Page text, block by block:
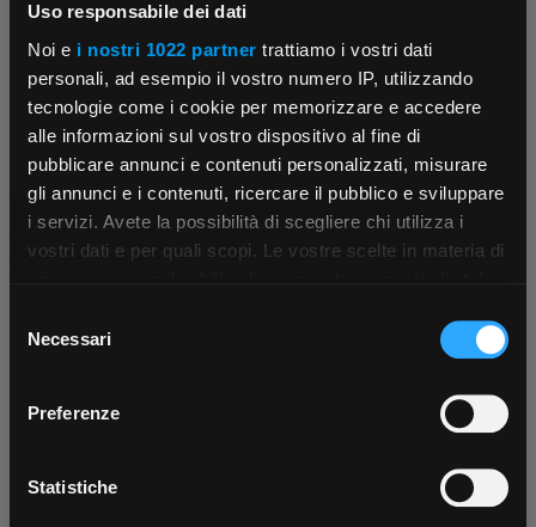
Uso responsabile dei dati
Noi e i nostri 1022 partner trattiamo i vostri dati
personali, ad esempio il vostro numero IP, utilizzando
tecnologie come i cookie per memorizzare e accedere
alle informazioni sul vostro dispositivo al fine di
pubblicare annunci e contenuti personalizzati, misurare
gli annunci e i contenuti, ricercare il pubblico e sviluppare
i servizi. Avete la possibilità di scegliere chi utilizza i
vostri dati e per quali scopi. Le vostre scelte in materia di
modificare o revocare il proprio consenso in qualsiasi
momento dalla Dichiarazione sui cookie o facendo clic
raccogliere informazioni sulla tua posizione
geografica, con un'approssimazione di qualche
delNecessari
Preferenze
Statistiche
×
App Rexel Italia
tutti i servizi ovunque tu sia!
Scarica ora
Contattaci
Parla con il customer care dedicato
Fissa una consulenza
Parla con il tuo customer care
Punti vendita
Negozi di materiale elettrico vicino a